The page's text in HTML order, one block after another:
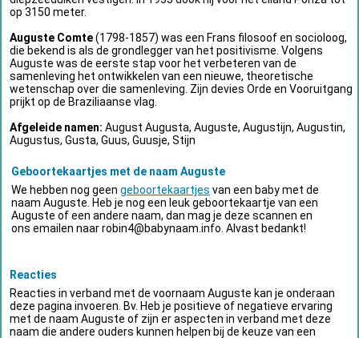
op 3150 meter.
Auguste Comte(1798-1857) was een Frans filosoof en socioloog,
die bekend is als de grondlegger van het positivisme. Volgens
Auguste was de eerste stap voor het verbeteren van de
samenleving het ontwikkelen van een nieuwe, theoretische
wetenschap over die samenleving. Zijn devies Orde en Vooruitgang
prijkt op de Braziliaanse vlag.
Afgeleide namen: August Augusta, Auguste, Augustijn, Augustin,
Augustus, Gusta, Guus, Guusje, Stijn
Geboortekaartjes met de naam Auguste
We hebben nog geen geboortekaartjes van een baby met de
naam Auguste. Heb je nog een leuk geboortekaartje van een
Auguste of een andere naam, dan mag je deze scannen en
ons emailen naarrobin4@babynaam.info . Alvast bedankt!
Reacties
Reacties in verband met de voornaam Auguste kan je onderaan
deze pagina invoeren. Bv. Heb je positieve of negatieve ervaring
met de naam Auguste of zijn er aspecten in verband met deze
naam die andere ouders kunnen helpen bij de keuze van een